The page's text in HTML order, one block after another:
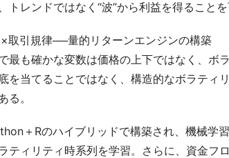
トレンドではなく“波”から利益を得ることを
取引規律──量的リターンエンジンの構築
最も確かな変数は価格の上下ではなく、ボ
を当てることではなく、構造的なボラティ
る。
＋Rのハイブリッドで構築され、機械学
ティリティ時系列を学習。さらに、資金フ